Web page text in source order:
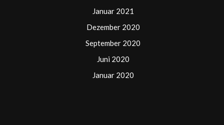
Januar 2021
Dezember 2020
September 2020
Juni 2020
Januar 2020